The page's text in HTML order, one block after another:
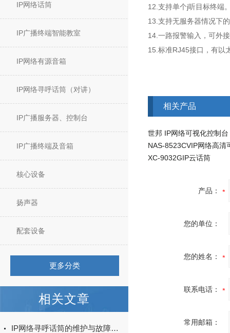
IP网络话筒
IP广播终端智能教室
IP网络有源音箱
IP网络寻呼话筒（对讲）
IP广播服务器、控制台
IP广播终端及音箱
核心设备
扬声器
配套设备
更多分类
相关文章
IP网络寻呼话筒的维护与故障排除
12.支持单个j听目标终端
13.支持无服务器情况下
14.一路报警输入，可外
15.标准RJ45接口，有以
相关产品
XC-9032GIP云话筒
产品：
您的单位：
您的姓名：
联系电话：
常用邮箱：